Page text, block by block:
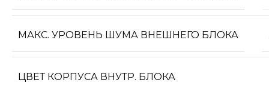
МАКС. УРОВЕНЬ ШУМА ВНЕШНЕГО БЛОКА
ЦВЕТ КОРПУСА ВНУТР. БЛОКА